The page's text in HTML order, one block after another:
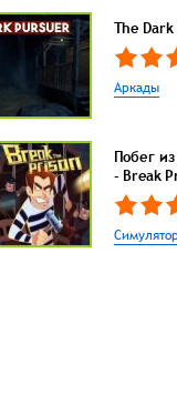
The
Аркады
Побег
- Break